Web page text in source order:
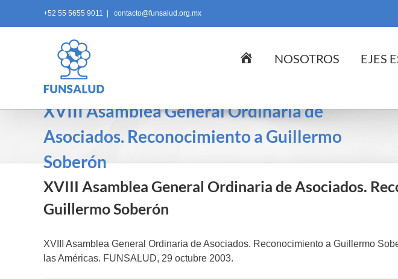
+52 55 5655 9011 contacto@funsalud.org.mx
InicioNOSOTROS EJES
XVIII Asamblea General Ordinaria de
Asociados. Reconocimiento a Guillermo
Soberón
XVIII Asamblea General Ordinaria de Asociados.
Guillermo Soberón
XVIII Asamblea General Ordinaria de Asociados. Reconocimiento a Guillermo
las Américas. FUNSALUD, 29 octubre 2003.